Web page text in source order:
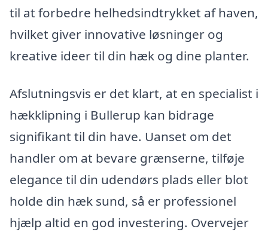
til at forbedre helhedsindtrykket af haven,
hvilket giver innovative løsninger og
kreative ideer til din hæk og dine planter.
Afslutningsvis er det klart, at en specialist i
hækklipning i Bullerup kan bidrage
signifikant til din have. Uanset om det
handler om at bevare grænserne, tilføje
elegance til din udendørs plads eller blot
holde din hæk sund, så er professionel
hjælp altid en god investering. Overvejer